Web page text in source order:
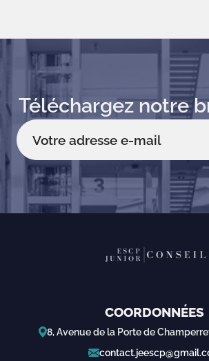
Téléchargez notre
COORDONNÉES
8, Avenue de la Porte de